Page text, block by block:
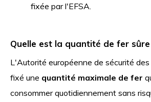
fixée par l'EFSA.
Quelle est la quantité de fer sûre
L'Autorité européenne de sécurité
fixé une quantité maximale de fer
consommer quotidiennement sans